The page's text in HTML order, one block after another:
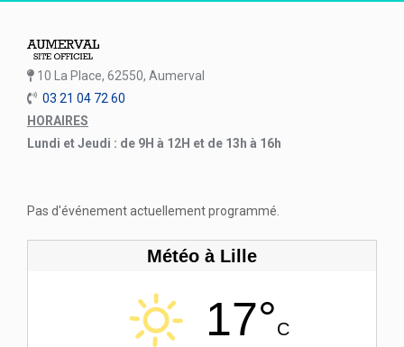
10 La Place, 62550, Aumerval
03 21 04 72 60
HORAIRES
Lundi et Jeudi : de 9H à 12H et de 13h à 16h
Pas d'événement actuellement programmé.
Météo à Lille
17°C